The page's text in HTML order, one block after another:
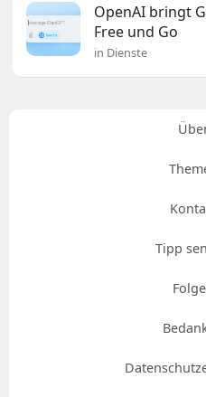
OpenAI bringt
Free und Go
in Dienste
Tipp